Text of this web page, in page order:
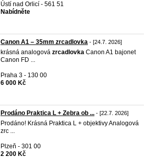
Ústí nad Orlicí - 561 51
Nabídněte
Canon A1 – 35mm zrcadlovka - [24.7. 2026]
krásná analogová zrcadlovka Canon A1 bajonet
Canon FD ...
Praha 3 - 130 00
6 000 Kč
Prodáno Praktica L + Zebra ob ... - [22.7. 2026]
Prodáno! Krásná Praktica L + objektivy Analogová
zrc ...
Plzeň - 301 00
2 200 Kč